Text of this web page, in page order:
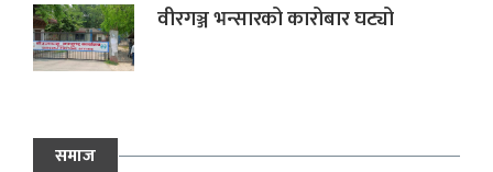
वीरगञ्ज भन्सारको कारोबार घट्यो
समाज